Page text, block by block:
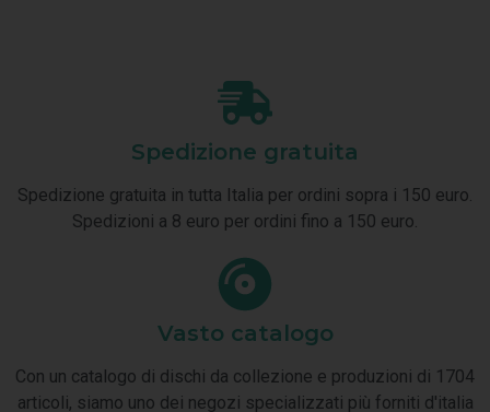
Spedizione gratuita
Spedizione gratuita in tutta Italia per ordini sopra i 150 euro.
Spedizioni a 8 euro per ordini fino a 150 euro.
Vasto catalogo
Con un catalogo di dischi da collezione e produzioni di 1704
articoli, siamo uno dei negozi specializzati più forniti d'italia